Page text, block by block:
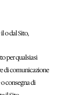
o dal Sito,
per qualsiasi
di comunicazione
consegna di